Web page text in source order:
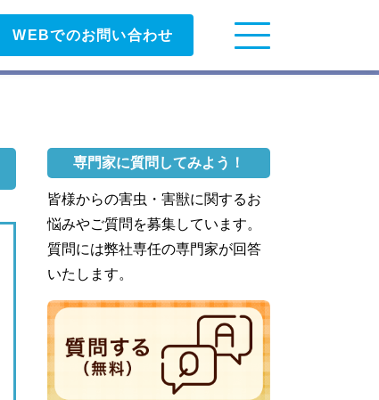
WEBでのお問い合わせ
専門家に質問してみよう！
皆様からの害虫・害獣に関するお
悩みやご質問を募集しています。
質問には弊社専任の専門家が回答
いたします。